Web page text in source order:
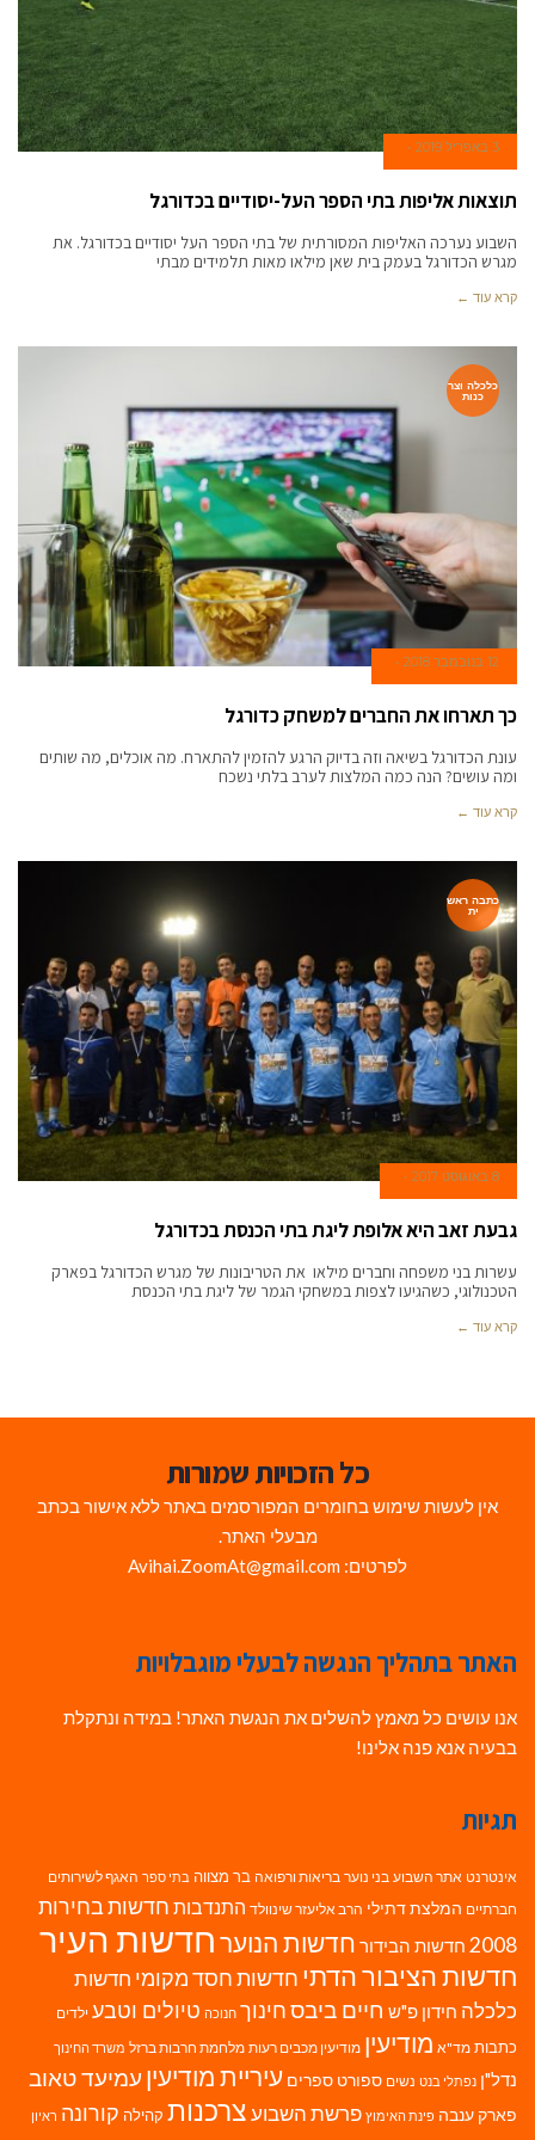
3 באפריל 2019
תוצאות אליפות בתי הספר העל-יסודיים בכדורגל
השבוע נערכה האליפות המסורתית של בתי הספר העל יסודיים בכדורגל. את
מגרש הכדורגל בעמק בית שאן מילאו מאות תלמידים מבתי
קרא עוד ←
כלכלה וצר
כנות
12 בנובמבר 2018
כך תארחו את החברים למשחק כדורגל
עונת הכדורגל בשיאה וזה בדיוק הרגע להזמין להתארח. מה אוכלים, מה שותים
ומה עושים? הנה כמה המלצות לערב בלתי נשכח
קרא עוד ←
כתבה ראש
ית
8 באוגוסט 2017
גבעת זאב היא אלופת ליגת בתי הכנסת בכדורגל
עשרות בני משפחה וחברים מילאו את הטריבונות של מגרש הכדורגל בפארק
הטכנולוגי, כשהגיעו לצפות במשחקי הגמר של ליגת בתי הכנסת
קרא עוד ←
כל הזכויות שמורות
אין לעשות שימוש בחומרים המפורסמים באתר ללא אישור בכתב
מבעלי האתר.
לפרטים: Avihai.ZoomAt@gmail.com
האתר בתהליך הנגשה לבעלי מוגבלויות
אנו עושים כל מאמץ להשלים את הנגשת האתר! במידה ונתקלת
בבעיה אנא פנה אלינו!
תגיות
אינטרנט אתר השבוע בני נוער בריאות ורפואה בר מצווה בתי ספר האגף לשירותים
חברתיים המלצת דתילי הרב אליעזר שינוולד התנדבות חדשות בחירות
2008 חדשות הבידור חדשות הנוערחדשות העיר
חדשות הציבור הדתי חדשות חסד מקומי חדשות
כלכלה חידון פ"ש חיים ביבסחינוך חנוכה טיולים וטבע ילדים
כתבות מד"א מודיעין מודיעין מכבים רעות מלחמת חרבות ברזל משרד החינוך
נדל"ן נפתלי בנט נשים ספורט ספרים עיריית מודיעין עמיעד טאוב
פארק ענבה פינת האימוץ פרשת השבועצרכנות קהילה קורונה ראיון